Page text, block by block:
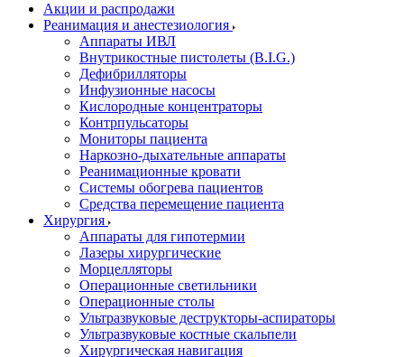
Акции и распродажи
Реанимация и анестезиология
Аппараты ИВЛ
Внутрикостные пистолеты (B.I.G.)
Дефибрилляторы
Инфузионные насосы
Кислородные концентраторы
Контрпульсаторы
Мониторы пациента
Наркозно-дыхательные аппараты
Реанимационные кровати
Системы обогрева пациентов
Средства перемещение пациента
Хирургия
Аппараты для гипотермии
Лазеры хирургические
Морцелляторы
Операционные светильники
Операционные столы
Ультразвуковые деструкторы-аспираторы
Ультразвуковые костные скальпели
Хирургическая навигация